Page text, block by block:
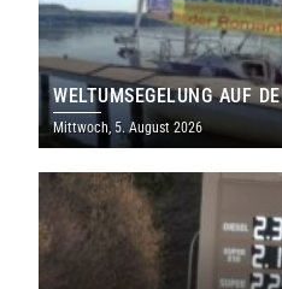
WELTUMSEGELUNG AUF
Mittwoch, 5. August 2026